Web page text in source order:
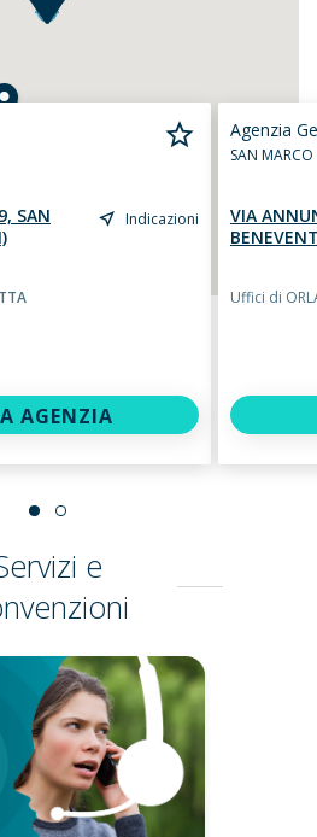
SAN
Indicazioni
AGENZIA
Agenzia
SAN
VIA
Uffici di
e